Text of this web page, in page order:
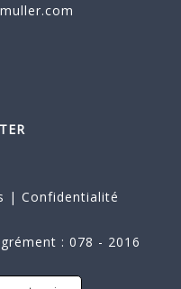
| Confidentialité
: 078 - 2016